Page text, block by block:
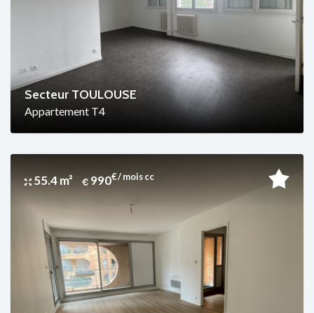
Secteur TOULOUSE
Appartement T4
55.4 m² 990€ / mois cc